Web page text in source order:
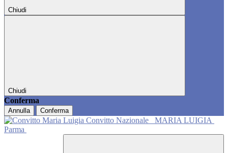
Chiudi
Chiudi
Conferma
Annulla Conferma
Convitto Nazionale
MARIA LUIGIA
Parma